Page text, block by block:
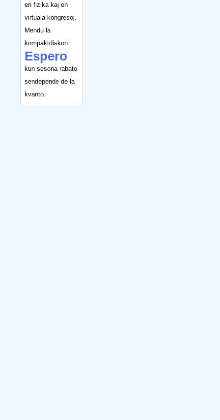
en fizika kaj en
virtuala kongresoj.
Mendu la
kompaktdiskon
Espero
kun sesona rabato
sendepende de la
kvanto.